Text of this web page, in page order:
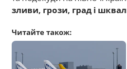
зливи, грози, град і
Читайте також: